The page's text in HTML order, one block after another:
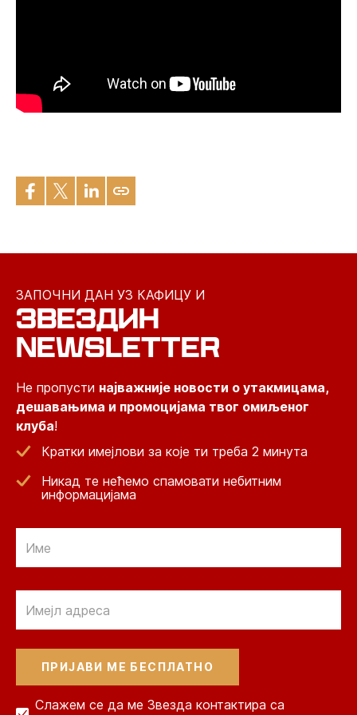
ЗАПОЧНИ ДАН УЗ КАФИЦУ И
ЗВЕЗДИН
NEWSLETTER
Не пропусти најважније новости о утакмицама,
дешавањима и промоцијама твог омиљеног
клуба!
Кратки имејлови за које ти треба 2 минута
Никад те нећемо спамовати небитним
информацијама
Слажем се да ме Звезда контактира са